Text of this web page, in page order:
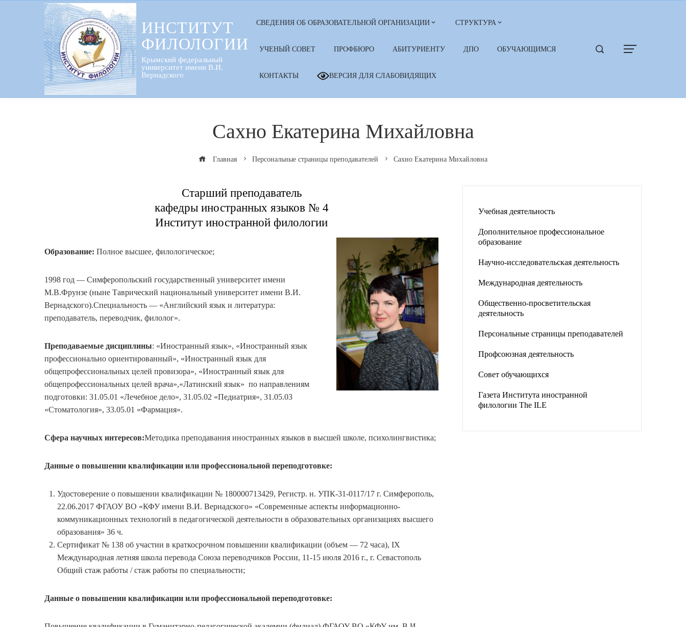
ИНСТИТУТ
ФИЛОЛОГИИ
Крымский федеральный
университет имени В.И.
Вернадского
СВЕДЕНИЯ ОБ ОБРАЗОВАТЕЛЬНОЙ ОРГАНИЗАЦИИ СТРУКТУРА
УЧЕНЫЙ СОВЕТ ПРОФБЮРО АБИТУРИЕНТУ ДПО ОБУЧАЮЩИМСЯ
КОНТАКТЫ ВЕРСИЯ ДЛЯ СЛАБОВИДЯЩИХ
Сахно Екатерина Михайловна
Главная Персональные страницы преподавателей Сахно Екатерина Михайловна
Старший преподаватель
кафедры иностранных языков № 4
Институт иностранной филологии
Образование: Полное высшее, филологическое;
1998 год — Симферопольский государственный университет имени
М.В.Фрунзе (ныне Таврический национальный университет имени В.И.
Вернадского).Специальность — «Английский язык и литература:
преподаватель, переводчик, филолог».
Преподаваемые дисциплины: «Иностранный язык», «Иностранный язык
профессионально ориентированный», «Иностранный язык для
общепрофессиональных целей провизора», «Иностранный язык для
общепрофессиональных целей врача»,«Латинский язык» по направлениям
подготовки: 31.05.01 «Лечебное дело», 31.05.02 «Педиатрия», 31.05.03
«Стоматология», 33.05.01 «Фармация».
Сфера научных интересов:Методика преподавания иностранных языков в высшей школе, психолингвистика;
Данные о повышении квалификации или профессиональной переподготовке:
Удостоверение о повышении квалификации № 180000713429, Регистр. н. УПК-31-0117/17 г. Симферополь,
22.06.2017 ФГАОУ ВО «КФУ имени В.И. Вернадского» «Современные аспекты информационно-
коммуникационных технологий в педагогической деятельности в образовательных организациях высшего
образования» 36 ч.
Сертификат № 138 об участии в краткосрочном повышении квалификации (объем — 72 часа), IX
Международная летняя школа перевода Союза переводчиков России, 11-15 июля 2016 г., г. Севастополь
Общий стаж работы / стаж работы по специальности;
Данные о повышении квалификации или профессиональной переподготовке:
Учебная деятельность
Дополнительное профессиональное
образование
Научно-исследовательская деятельность
Международная деятельность
Общественно-просветительская
деятельность
Персональные страницы преподавателей
Профсоюзная деятельность
Совет обучающихся
Газета Института иностранной
филологии The ILE